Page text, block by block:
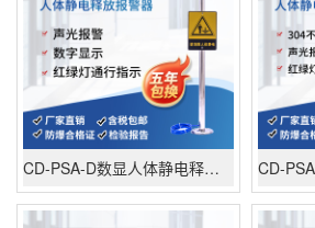
CD-PSA-D数显人体静电释放报警器